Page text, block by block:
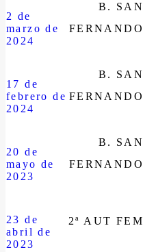
2 de
marzo de
2024
B. SAN
FERNANDO
17 de
febrero de
2024
B. SAN
FERNANDO
20 de
mayo de
2023
B. SAN
FERNANDO
23 de
abril de
2023
2ª AUT FEM